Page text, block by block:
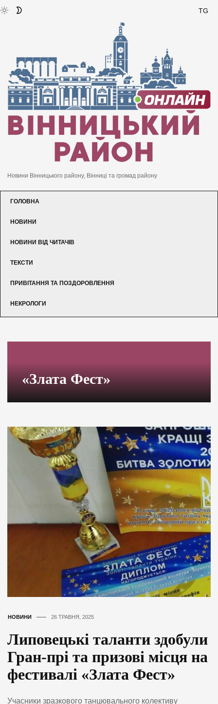
TG
Новини Вінницького району, Вінниці та громад району
ГОЛОВНА
НОВИНИ
НОВИНИ ВІД ЧИТАЧІВ
ТЕКСТИ
ПРИВІТАННЯ ТА ПОЗДОРОВЛЕННЯ
НЕКРОЛОГИ
«Злата Фест»
НОВИНИ 26 ТРАВНЯ, 2025
Липовецькі таланти здобули
Гран-прі та призові місця на
фестивалі «Злата Фест»
Учасники зразкового танцювального колективу